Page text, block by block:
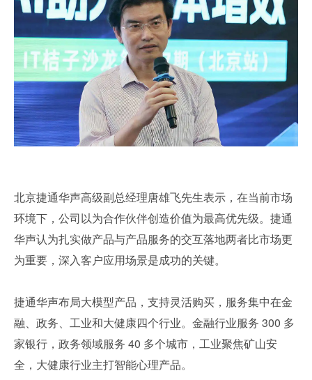
北京捷通华声高级副总经理唐雄飞先生表示，在当前市场
环境下，公司以为合作伙伴创造价值为最高优先级。捷通
华声认为扎实做产品与产品服务的交互落地两者比市场更
为重要，深入客户应用场景是成功的关键。
捷通华声布局大模型产品，支持灵活购买，服务集中在金
融、政务、工业和大健康四个行业。金融行业服务 300 多
家银行，政务领域服务 40 多个城市，工业聚焦矿山安
全，大健康行业主打智能心理产品。